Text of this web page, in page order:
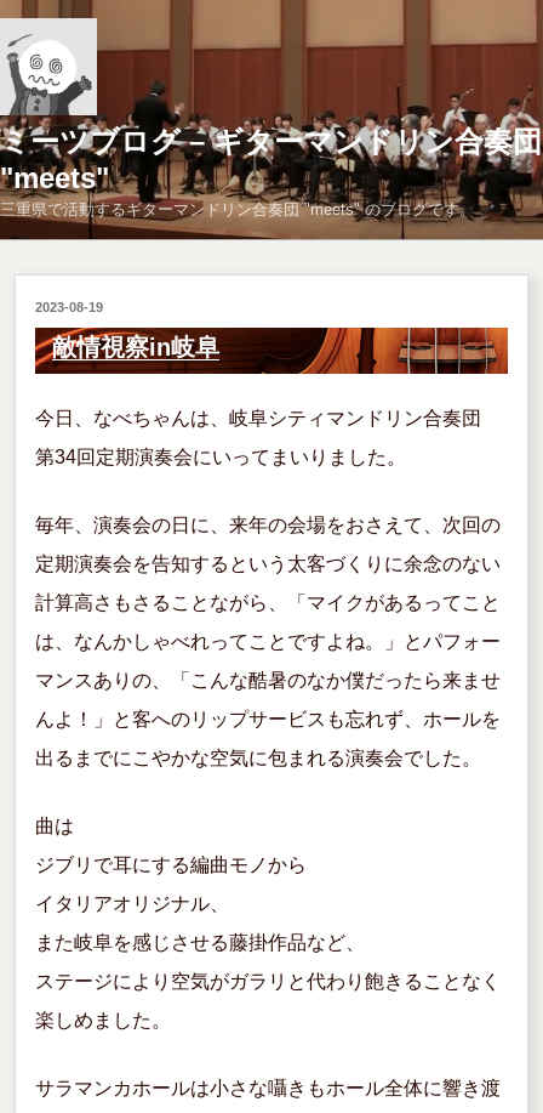
ン
テ
ン
ツ
へ
ス
キ
ッ
プ
ミーツブログ – ギターマンドリン合奏団
"meets"
三重県で活動するギターマンドリン合奏団 "meets" のブログです。
投
稿
日:
2023-08-19
敵情視察in岐阜
今日、なべちゃんは、岐阜シティマンドリン合奏団
第34回定期演奏会にいってまいりました。
毎年、演奏会の日に、来年の会場をおさえて、次回の
定期演奏会を告知するという太客づくりに余念のない
計算高さもさることながら、「マイクがあるってこと
は、なんかしゃべれってことですよね。」とパフォー
マンスありの、「こんな酷暑のなか僕だったら来ませ
んよ！」と客へのリップサービスも忘れず、ホールを
出るまでにこやかな空気に包まれる演奏会でした。
曲は
ジブリで耳にする編曲モノから
イタリアオリジナル、
また岐阜を感じさせる藤掛作品など、
ステージにより空気がガラリと代わり飽きることなく
楽しめました。
サラマンカホールは小さな囁きもホール全体に響き渡